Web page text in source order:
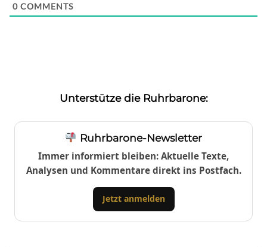
0 COMMENTS
Unterstütze die Ruhrbarone:
Ruhrbarone-Newsletter
Immer informiert bleiben: Aktuelle Texte,
Analysen und Kommentare direkt ins Postfach.
Jetzt anmelden